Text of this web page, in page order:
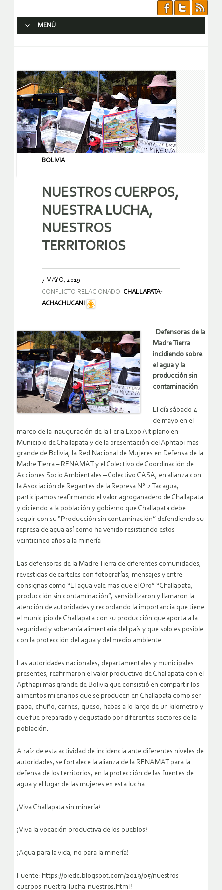
MENÚ
BOLIVIA
NUESTROS CUERPOS,
NUESTRA LUCHA,
NUESTROS
TERRITORIOS
7 MAYO, 2019
CONFLICTO RELACIONADO: CHALLAPATA-
ACHACHUCANI
Defensoras de la
Madre Tierra
incidiendo sobre
el agua y la
producción sin
contaminación
El día sábado 4
de mayo en el
marco de la inauguración de la Feria Expo Altiplano en
Municipio de Challapata y de la presentación del Aphtapi mas
grande de Bolivia; la Red Nacional de Mujeres en Defensa de la
Madre Tierra – RENAMAT y el Colectivo de Coordinación de
Acciones Socio Ambientales – Colectivo CASA, en alianza con
la Asociación de Regantes de la Represa N° 2 Tacagua;
participamos reafirmando el valor agroganadero de Challapata
y diciendo a la población y gobierno que Challapata debe
seguir con su “Producción sin contaminación” defendiendo su
represa de agua así como ha venido resistiendo estos
veinticinco años a la minería
Las defensoras de la Madre Tierra de diferentes comunidades,
revestidas de carteles con fotografías, mensajes y entre
consignas como “El agua vale mas que el Oro” “Challapata,
producción sin contaminación”; sensibilizaron y llamaron la
atención de autoridades y recordando la importancia que tiene
el municipio de Challapata con su producción que aporta a la
seguridad y soberanía alimentaria del país y que solo es posible
con la protección del agua y del medio ambiente.
Las autoridades nacionales, departamentales y municipales
presentes, reafirmaron el valor productivo de Challapata con el
Apthapi mas grande de Bolivia que consistió en compartir los
alimentos milenarios que se producen en Challapata como ser
papa, chuño, carnes, queso, habas a lo largo de un kilometro y
que fue preparado y degustado por diferentes sectores de la
población.
A raíz de esta actividad de incidencia ante diferentes niveles de
autoridades, se fortalece la alianza de la RENAMAT para la
defensa de los territorios, en la protección de las fuentes de
agua y el lugar de las mujeres en esta lucha.
¡Viva Challapata sin minería!
¡Viva la vocación productiva de los pueblos!
¡Agua para la vida, no para la minería!
Fuente: https://oiedc.blogspot.com/2019/05/nuestros-
cuerpos-nuestra-lucha-nuestros.html?